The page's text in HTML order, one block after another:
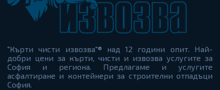
"Кърти чисти извозва"® над 12 години опит. Най-
добри цени за кърти, чисти и извозва услугите за
София и региона. Предлагаме и услугите
асфалтиране и контейнери за строителни отпадъци
София.